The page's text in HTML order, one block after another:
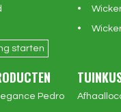
starten
Pedro